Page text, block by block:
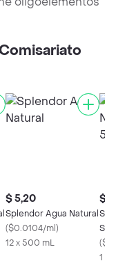
$ 5,20
Splendor Agua Natural
($0.0104/ml)
12 x 500 mL
$
Sin
(
1 X